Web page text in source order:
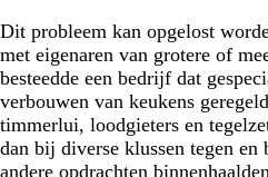
Dit probleem kan opgelost
met eigenaren van grotere of
besteedde een bedrijf dat
verbouwen van keukens
timmerlui, loodgieters en
dan bij diverse klussen tegen en
andere opdrachten